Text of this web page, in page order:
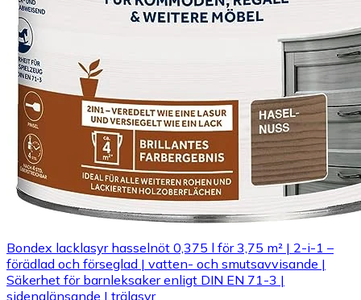
Bondex lacklasyr hasselnöt 0,375 l för 3,75 m² | 2-i-1 –
förädlad och förseglad | vatten- och smutsavvisande |
Säkerhet för barnleksaker enligt DIN EN 71-3 |
sidenglänsande | trälasyr